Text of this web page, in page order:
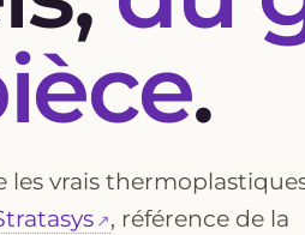
.
vrais
, référence de la